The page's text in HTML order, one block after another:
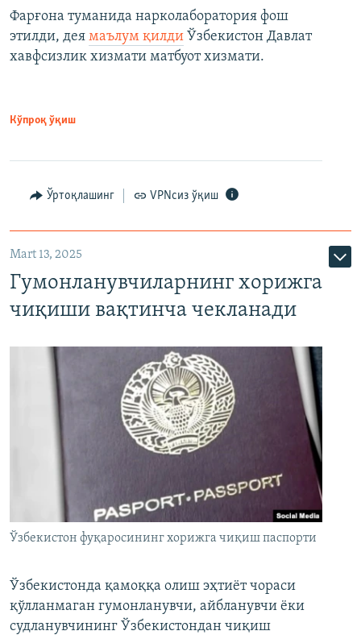
Фарғона туманида нарколаборатория фош
этилди, дея маълум қилди Ўзбекистон Давлат
хавфсизлик хизмати матбуот хизмати.
Кўпроқ ўқиш
Ўртоқлашинг VPNсиз ўқиш
Mart 13, 2025
Гумонланувчиларнинг хорижга
чиқиши вақтинча чекланади
Ўзбекистон фуқаросининг хорижга чиқиш паспорти
Ўзбекистонда қамоққа олиш эҳтиёт чораси
қўлланмаган гумонланувчи, айбланувчи ёки
судланувчининг Ўзбекистондан чиқиш